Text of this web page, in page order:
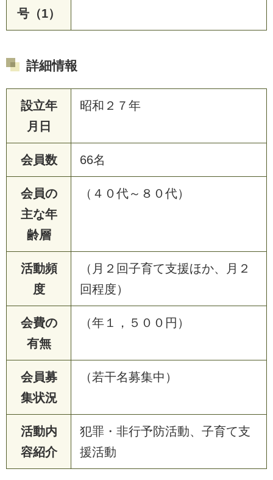
号（1）
詳細情報
設立年
月日
昭和２７年
会員数 66名
会員の
主な年
齢層
（４０代～８０代）
活動頻
度
（月２回子育て支援ほか、月２
回程度）
会費の
有無
（年１，５００円）
会員募
集状況
（若干名募集中）
活動内
容紹介
犯罪・非行予防活動、子育て支
援活動